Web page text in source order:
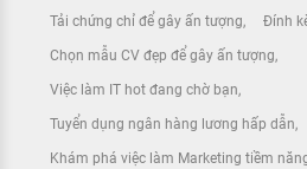
Tải chứng chỉ để gây ấn tượng Đính
Chọn mẫu CV đẹp để gây ấn tượng
Việc làm IT hot đang chờ bạn
Tuyển dụng ngân hàng lương hấp dẫn
Khám phá việc làm Marketing tiềm